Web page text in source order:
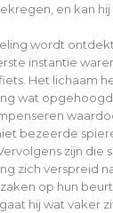
en kan
wordt
instantie
Het lichaam
wat
bezeerde
zijn die
zich verspreid
op hun
hij wat vaker